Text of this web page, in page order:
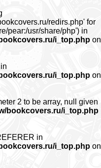
redirs.php' for
pear:/usr/share/php') in
i_top.php on
i_top.php on
2 to be array, null given
bookcovers.ru/i_top.php
in
i_top.php on